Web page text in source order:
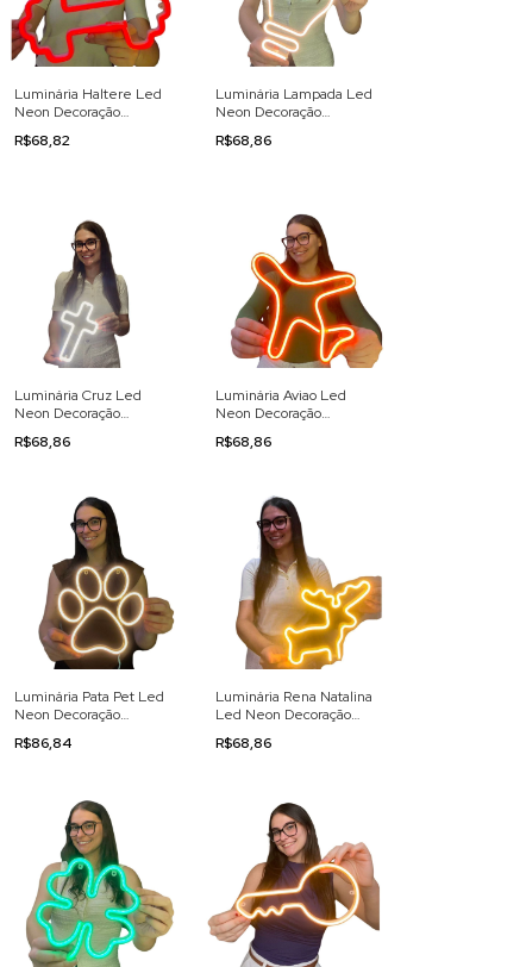
Luminária Haltere Led
Neon Decoração
R$68,82
Luminária Lampada Led
Neon Decoração
R$68,86
Luminária Cruz Led
Neon Decoração
R$68,86
Luminária Aviao Led
Neon Decoração
R$68,86
Luminária Pata Pet Led
Neon Decoração
R$86,84
Luminária Rena Natalina
Led Neon Decoração
R$68,86